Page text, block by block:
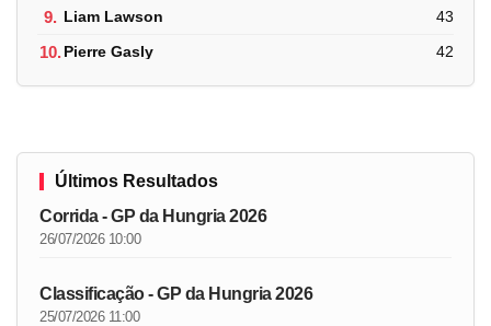
9. Liam Lawson 43
10.Pierre Gasly 42
Últimos Resultados
Corrida - GP da Hungria 2026
26/07/2026 10:00
Classificação - GP da Hungria 2026
25/07/2026 11:00